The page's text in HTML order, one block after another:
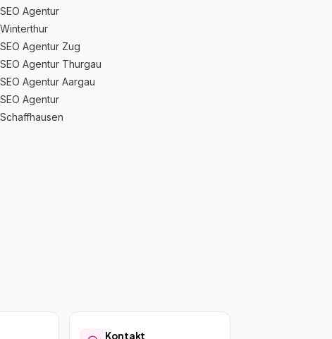
SEO Agentur
Winterthur
SEO Agentur Zug
SEO Agentur Thurgau
SEO Agentur Aargau
SEO Agentur
Schaffhausen
Kontakt